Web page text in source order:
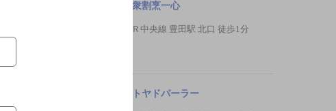
大衆割烹一心
ＪＲ中央線 豊田駅 北口 徒歩1分
ヒトヤドパーラー